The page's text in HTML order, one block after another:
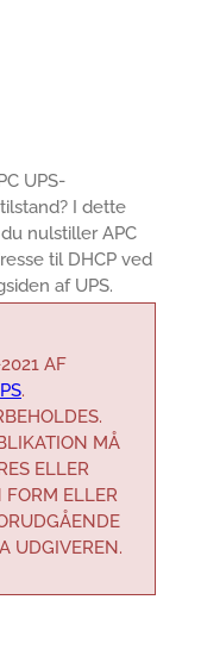
UPS-
I dette
nulstiller APC
til DHCP ved
af UPS.
AF
.
MÅ
ELLER
FORM ELLER
UDGIVEREN.